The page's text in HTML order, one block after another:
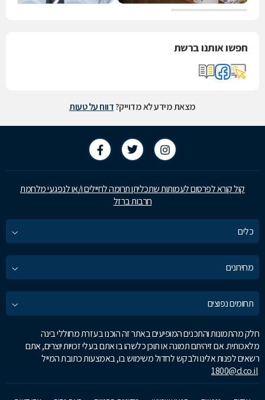
חפשו אותנו ברשת
מצאת מידע לא מדוייק?דווח על טעות
קול קורא לפרסום לעמותות שתכליתן תרומה לחיילים ו/או לנפגעי מלחמת
חרבות ברזל
כלים
מחירונים
תחומים נפוצים
חלק מהתמונות והתכנים המופיעים באתר זה הוכנו בעזרת מחוללי בינה
מלאכותית. אם זיהיתם תמונה או תוכן כלשהו בו אתם בעלי זכויות יוצרים, אתם
רשאים לפנות אלינו ולבקש לחדול משימוש בו, באמצעות כתובת המייל
1800@d.co.il